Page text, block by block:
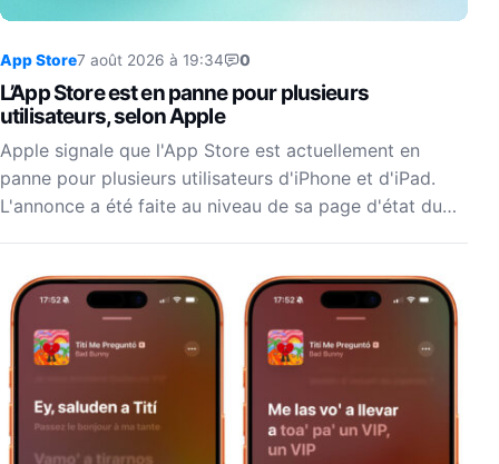
App Store7 août 2026 à 19:34 0
L’App Store est en panne pour plusieurs
utilisateurs, selon Apple
Apple signale que l'App Store est actuellement en
panne pour plusieurs utilisateurs d'iPhone et d'iPad.
L'annonce a été faite au niveau de sa page d'état du…